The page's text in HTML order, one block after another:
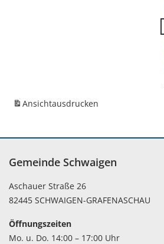
Ansichtausdrucken
Gemeinde Schwaigen
Aschauer Straße 26
82445 SCHWAIGEN-GRAFENASCHAU
Öffnungszeiten
Mo. u. Do. 14:00 – 17:00 Uhr